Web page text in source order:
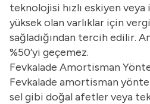
teknolojisi hızlı eskiyen veya
yüksek olan varlıklar için
sağladığından tercih edilir.
%50’yi geçemez.
Fevkalade Amortisman
Fevkalade amortisman
sel gibi doğal afetler veya